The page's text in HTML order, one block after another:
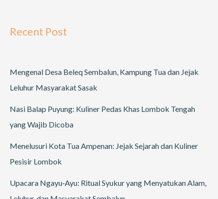
Recent Post
Mengenal Desa Beleq Sembalun, Kampung Tua dan Jejak
Leluhur Masyarakat Sasak
Nasi Balap Puyung: Kuliner Pedas Khas Lombok Tengah
yang Wajib Dicoba
Menelusuri Kota Tua Ampenan: Jejak Sejarah dan Kuliner
Pesisir Lombok
Upacara Ngayu‑Ayu: Ritual Syukur yang Menyatukan Alam,